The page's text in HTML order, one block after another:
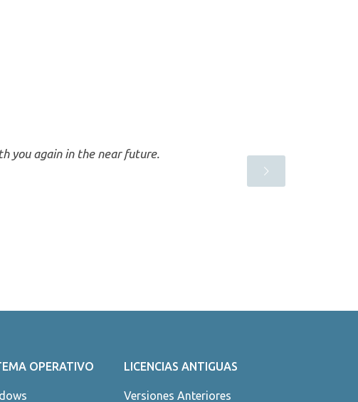
you again in the near future.
OPERATIVO LICENCIAS ANTIGUAS
Versiones Anteriores